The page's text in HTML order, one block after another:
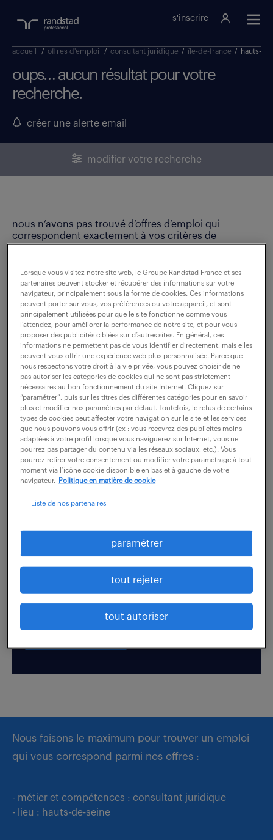
s'inscrire
accueil / offres d'emploi / consultant juridique / île-de-france / hauts-
oups… aucun résultat pour votre
recherche.
créer une alerte email
modifier votre recherche
nous n’avons pas trouvé d’offres d’emploi qui
correspondent exactement à vos critères de
recherche. Modifiez vos critères ou créez une alerte
ne ratez aucune
opportunité.
recevez chaque semaine par mail les offres qui
correspondent à votre dernière recherche.
créer une alerte
votre CV !
Boostez votre visibilité auprès de nos recruteurs
en postulant par candidature spontanée.
Nous faisons le maximum pour trouver un emploi
qui vous correspond parmi nos offres :
- métier et compétences : consultant juridique
- lieu : hauts-de-seine
Lorsque vous visitez notre site web, le Groupe Randstad France et ses
partenaires peuvent stocker et récupérer des informations sur votre
navigateur, principalement sous la forme de cookies. Ces informations
peuvent porter sur vous, vos préférences ou votre appareil, et sont
principalement utilisées pour que le site fonctionne comme vous
l’attendez, pour améliorer la performance de notre site, et pour vous
proposer des publicités ciblées sur d’autres sites. En général, ces
informations ne permettent pas de vous identifier directement, mais elles
peuvent vous offrir une expérience web plus personnalisée. Parce que
nous respectons votre droit à la vie privée, vous pouvez choisir de ne
pas autoriser les catégories de cookies qui ne sont pas strictement
nécessaires au bon fonctionnement du site Internet. Cliquez sur
“paramétrer”, puis sur les titres des différentes catégories pour en savoir
plus et modifier nos paramètres par défaut. Toutefois, le refus de certains
types de cookies peut affecter votre navigation sur le site et les services
que nous pouvons vous offrir (ex : vous recevrez des publicités moins
adaptées à votre profil lorsque vous naviguerez sur Internet, vous ne
pourrez pas partager du contenu via les réseaux sociaux, etc.). Vous
pourrez retirer votre consentement ou modifier votre paramétrage à tout
moment via l’icône cookie disponible en bas et à gauche de votre
navigateur.
Politique en matière de cookie
Liste de nos partenaires
paramétrer
tout rejeter
tout autoriser